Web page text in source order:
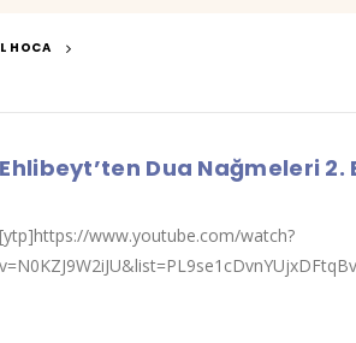
HOCA
Ehlibeyt’ten Dua Nağmeleri 2.
[ytp]https://www.youtube.com/watch?